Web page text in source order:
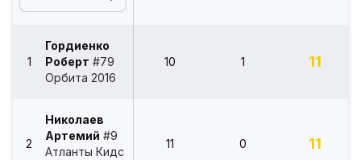
1
Гордиенко
Роберт #79
Орбита 2016
10 1 11
2
Николаев
Артемий #9
Атланты Кидс
11 0 11